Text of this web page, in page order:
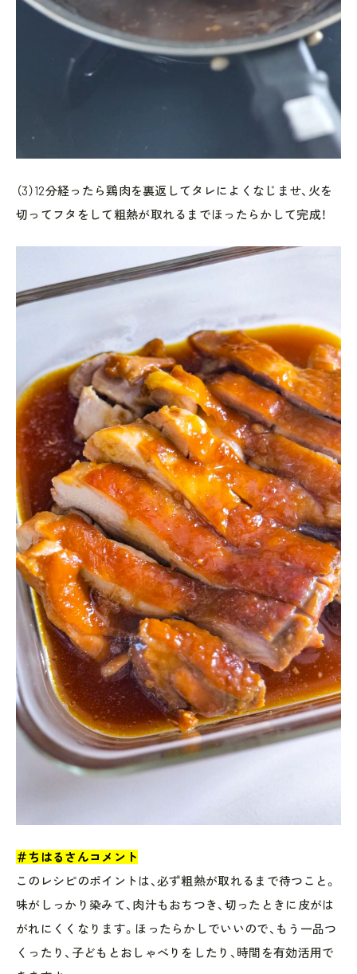
（3）12分経ったら鶏肉を裏返してタレによくなじませ、火を
切ってフタをして粗熱が取れるまでほったらかして完成！
＃ちはるさんコメント
このレシピのポイントは、必ず粗熱が取れるまで待つこと。
味がしっかり染みて、肉汁もおちつき、切ったときに皮がは
がれにくくなります。ほったらかしでいいので、もう一品つ
くったり、子どもとおしゃべりをしたり、時間を有効活用で